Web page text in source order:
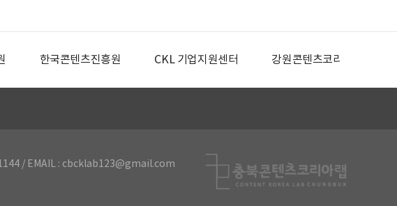
한국콘텐츠진흥원 CKL 기업지원센터 강원콘텐츠코리아랩
1144 / EMAIL : cbcklab123@gmail.com